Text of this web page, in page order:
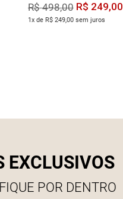
R$ 498,00 R$ 249,00
1x de R$ 249,00 sem juros
EXCLUSIVOS
POR DENTRO